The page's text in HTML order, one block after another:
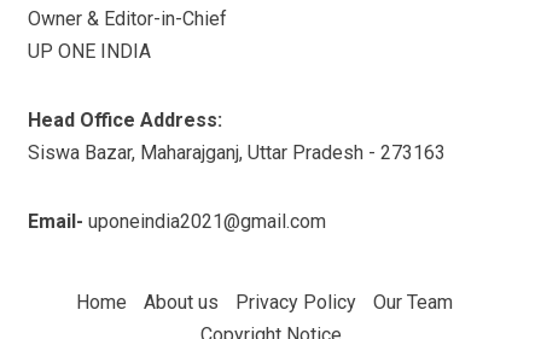
Owner & Editor-in-Chief
UP ONE INDIA
Head Office Address:
Siswa Bazar, Maharajganj, Uttar Pradesh - 273163
Email- uponeindia2021@gmail.com
Home About us Privacy Policy
Our Team